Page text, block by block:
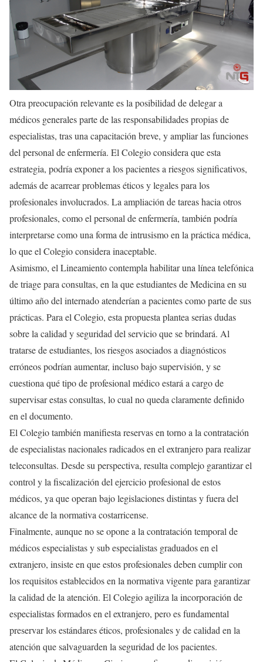
Otra preocupación relevante es la posibilidad de delegar a
médicos generales parte de las responsabilidades propias de
especialistas, tras una capacitación breve, y ampliar las funciones
del personal de enfermería. El Colegio considera que esta
estrategia, podría exponer a los pacientes a riesgos significativos,
además de acarrear problemas éticos y legales para los
profesionales involucrados. La ampliación de tareas hacia otros
profesionales, como el personal de enfermería, también podría
interpretarse como una forma de intrusismo en la práctica médica,
lo que el Colegio considera inaceptable.
Asimismo, el Lineamiento contempla habilitar una línea telefónica
de triage para consultas, en la que estudiantes de Medicina en su
último año del internado atenderían a pacientes como parte de sus
prácticas. Para el Colegio, esta propuesta plantea serias dudas
sobre la calidad y seguridad del servicio que se brindará. Al
tratarse de estudiantes, los riesgos asociados a diagnósticos
erróneos podrían aumentar, incluso bajo supervisión, y se
cuestiona qué tipo de profesional médico estará a cargo de
supervisar estas consultas, lo cual no queda claramente definido
en el documento.
El Colegio también manifiesta reservas en torno a la contratación
de especialistas nacionales radicados en el extranjero para realizar
teleconsultas. Desde su perspectiva, resulta complejo garantizar el
control y la fiscalización del ejercicio profesional de estos
médicos, ya que operan bajo legislaciones distintas y fuera del
alcance de la normativa costarricense.
Finalmente, aunque no se opone a la contratación temporal de
médicos especialistas y sub especialistas graduados en el
extranjero, insiste en que estos profesionales deben cumplir con
los requisitos establecidos en la normativa vigente para garantizar
la calidad de la atención. El Colegio agiliza la incorporación de
especialistas formados en el extranjero, pero es fundamental
preservar los estándares éticos, profesionales y de calidad en la
atención que salvaguarden la seguridad de los pacientes.